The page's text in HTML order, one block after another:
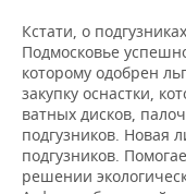
Кстати, о
Подмосковье
которому одобрен
закупку оснастки,
ватных дисков,
подгузников. Новая
подгузников.
решении